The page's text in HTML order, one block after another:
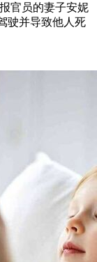
官员的妻子安妮
驶并导致他人死